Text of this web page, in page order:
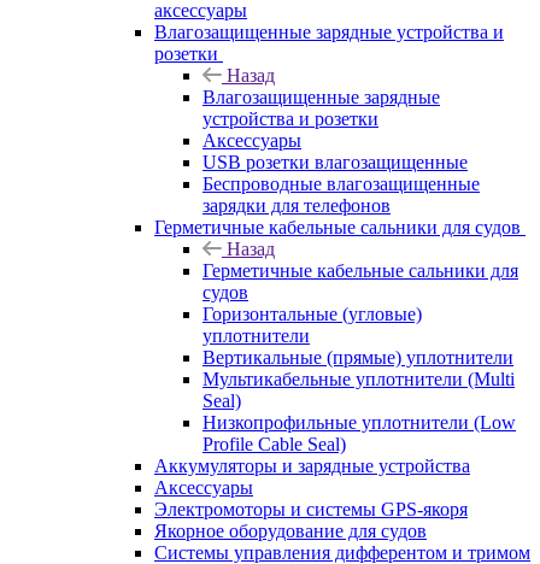
аксессуары
Влагозащищенные зарядные устройства и
розетки
Назад
Влагозащищенные зарядные
устройства и розетки
Аксессуары
USB розетки влагозащищенные
Беспроводные влагозащищенные
зарядки для телефонов
Герметичные кабельные сальники для судов
Назад
Герметичные кабельные сальники для
судов
Горизонтальные (угловые)
уплотнители
Вертикальные (прямые) уплотнители
Мультикабельные уплотнители (Multi
Seal)
Низкопрофильные уплотнители (Low
Profile Cable Seal)
Аккумуляторы и зарядные устройства
Аксессуары
Электромоторы и системы GPS-якоря
Якорное оборудование для судов
Системы управления дифферентом и тримом